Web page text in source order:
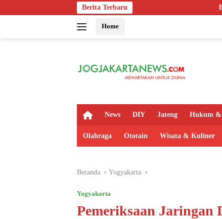
ke
Berita Terbaru Bapas Yogyakarta
Home
H
m
News DIY Jateng Hukum
Olahraga Ototain Wisata & Kuliner
Beranda Yogyakarta
Yogyakarta
Pemeriksaan Jaringan